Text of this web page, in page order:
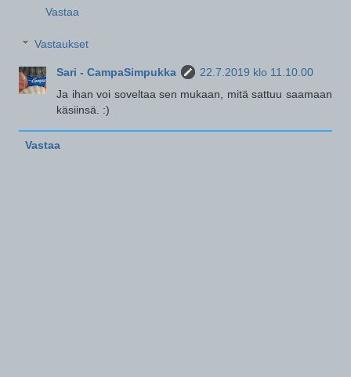
Vastaa
Vastaukset
Sari - CampaSimpukka
22.7.2019 klo 11.10.00
Ja ihan voi soveltaa sen mukaan, mitä sattuu saamaan
käsiinsä. :)
Vastaa